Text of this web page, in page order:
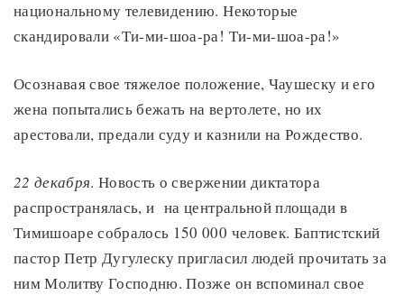
национальному телевидению. Некоторые
скандировали «Ти-ми-шоа-ра! Ти-ми-шоа-ра!»
Осознавая свое тяжелое положение, Чаушеску и его
жена попытались бежать на вертолете, но их
арестовали, предали суду и казнили на Рождество.
22 декабря. Новость о свержении диктатора
распространялась, и на центральной площади в
Тимишоаре собралось 150 000 человек. Баптистский
пастор Петр Дугулеску пригласил людей прочитать за
ним Молитву Господню. Позже он вспоминал свое